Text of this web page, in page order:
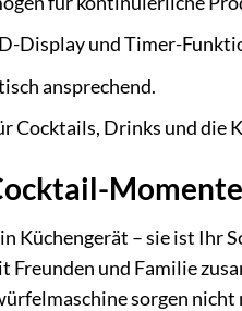
Display und Timer-
ansprechend.
Cocktails, Drinks und die
Momente
Küchengerät – sie ist Ihr
Freunden und Familie
sorgen